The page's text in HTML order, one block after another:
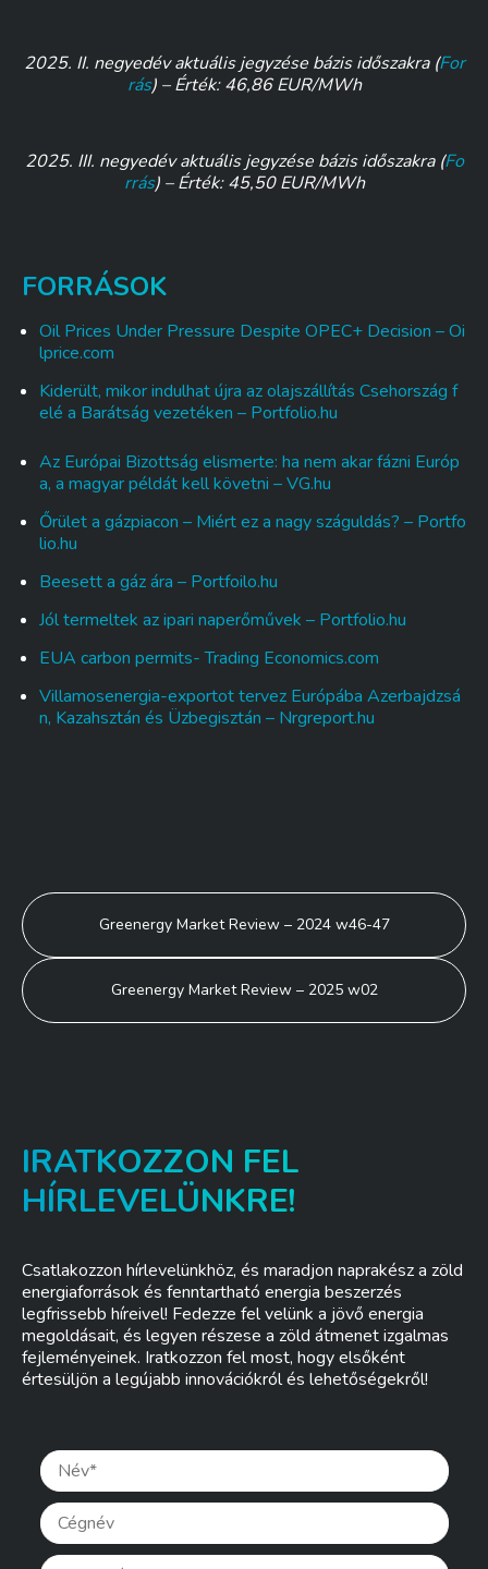
2025. II. negyedév aktuális jegyzése bázis időszakra (For
rás) –Érték: 46,86 EUR/MWh
2025. III. negyedév aktuális jegyzése bázis időszakra (Fo
rrás) –Érték: 45,50 EUR/MWh
FORRÁSOK
Oil Prices Under Pressure Despite OPEC+ Decision – Oi
lprice.com
Kiderült, mikor indulhat újra az olajszállítás Csehország f
elé a Barátság vezetéken – Portfolio.hu
Az Európai Bizottság elismerte: ha nem akar fázni Európ
a, a magyar példát kell követni – VG.hu
Őrület a gázpiacon – Miért ez a nagy száguldás? – Portfo
lio.hu
Beesett a gáz ára – Portfoilo.hu
Jól termeltek az ipari naperőművek – Portfolio.hu
EUA carbon permits- Trading Economics.com
Villamosenergia-exportot tervez Európába Azerbajdzsá
n, Kazahsztán és Üzbegisztán – Nrgreport.hu
BEJEGYZÉS
NAVIGÁCIÓ
Greenergy Market Review – 2024 w46-47
Greenergy Market Review – 2025 w02
IRATKOZZON FEL
HÍRLEVELÜNKRE!
Csatlakozzon hírlevelünkhöz, és maradjon naprakész a zöld
energiaforrások és fenntartható energia beszerzés
legfrissebb híreivel! Fedezze fel velünk a jövő energia
megoldásait, és legyen részese a zöld átmenet izgalmas
fejleményeinek. Iratkozzon fel most, hogy elsőként
értesüljön a legújabb innovációkról és lehetőségekről!